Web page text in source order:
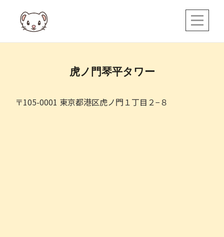
content
虎ノ門琴平タワー
〒105-0001 東京都港区虎ノ門１丁目２−８
ナ